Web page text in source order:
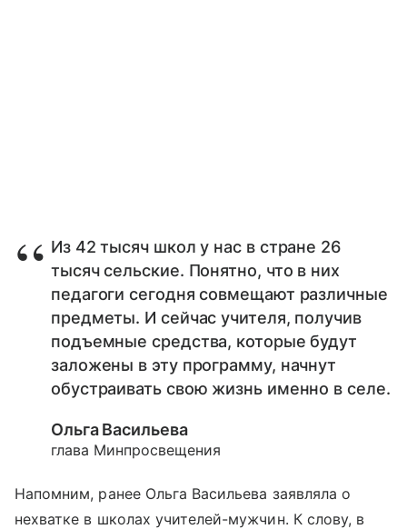
Из 42 тысяч школ у нас в стране 26
тысяч сельские. Понятно, что в них
педагоги сегодня совмещают различные
предметы. И сейчас учителя, получив
подъемные средства, которые будут
заложены в эту программу, начнут
обустраивать свою жизнь именно в селе.
Ольга Васильева
глава Минпросвещения
Напомним, ранее Ольга Васильева заявляла о
нехватке в школах учителей-мужчин. К слову, в